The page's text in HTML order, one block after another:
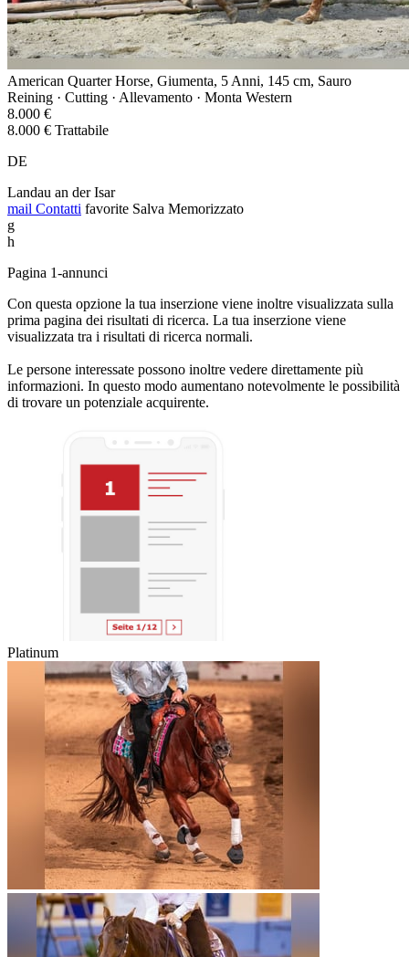
American Quarter Horse, Giumenta, 5 Anni, 145 cm, Sauro
Reining · Cutting · Allevamento · Monta Western
8.000 €
8.000 € Trattabile
DE
Landau an der Isar
mail Contatti favorite Salva Memorizzato
g
h
Pagina 1-annunci
Con questa opzione la tua inserzione viene inoltre visualizzata sulla
prima pagina dei risultati di ricerca. La tua inserzione viene
visualizzata tra i risultati di ricerca normali.
Le persone interessate possono inoltre vedere direttamente più
informazioni. In questo modo aumentano notevolmente le possibilità
di trovare un potenziale acquirente.
Platinum